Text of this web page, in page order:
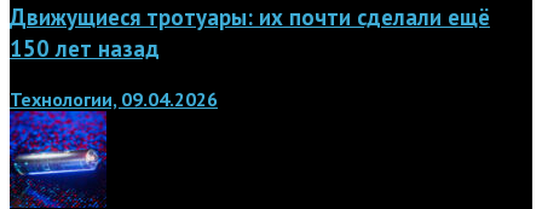
Движущиеся тротуары: их почти сделали ещё
150 лет назад
Технологии, 09.04.2026